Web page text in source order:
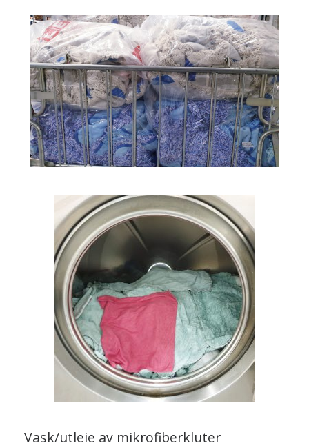
Vask/utleie av mikrofiberkluter